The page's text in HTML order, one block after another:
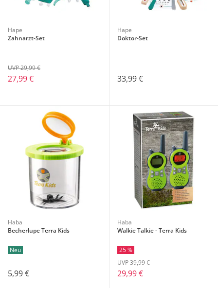
Hape
Zahnarzt-Set
27,99 €
UVP 29,99 €
Hape
Doktor-Set
33,99 €
Haba
Becherlupe Terra Kids
Neu
5,99 €
Haba
Walkie Talkie - Terra Kids
25 %
29,99 €
UVP 39,99 €